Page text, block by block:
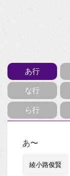
あ行
な行
ら行
あ〜
綾小路俊賢